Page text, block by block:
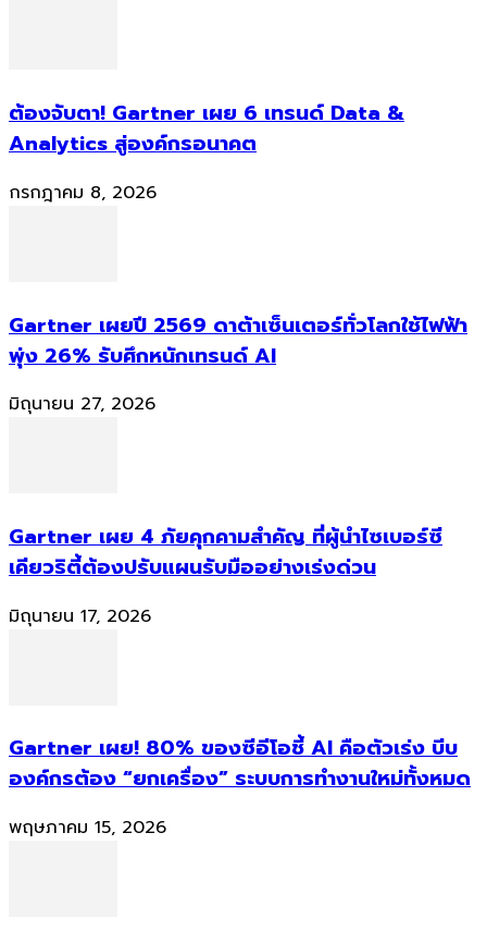
ต้องจับตา! Gartner เผย 6 เทรนด์ Data &
Analytics สู่องค์กรอนาคต
กรกฎาคม 8, 2026
Gartner เผยปี 2569 ดาต้าเซ็นเตอร์ทั่วโลกใช้ไฟฟ้า
พุ่ง 26% รับศึกหนักเทรนด์ AI
มิถุนายน 27, 2026
Gartner เผย 4 ภัยคุกคามสำคัญ ที่ผู้นำไซเบอร์ซี
เคียวริตี้ต้องปรับแผนรับมืออย่างเร่งด่วน
มิถุนายน 17, 2026
Gartner เผย! 80% ของซีอีโอชี้ AI คือตัวเร่ง บีบ
องค์กรต้อง “ยกเครื่อง” ระบบการทำงานใหม่ทั้งหมด
พฤษภาคม 15, 2026